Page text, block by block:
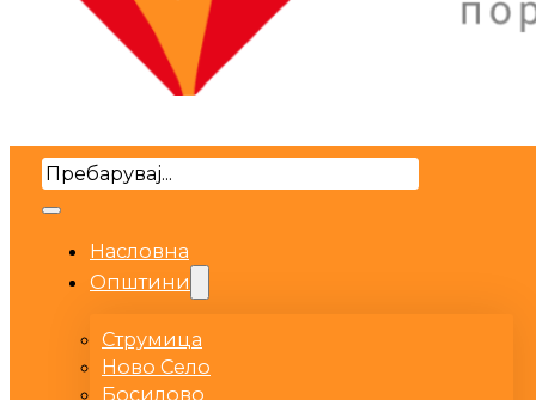
Search
Насловна
Општини
Струмица
Ново Село
Босилово